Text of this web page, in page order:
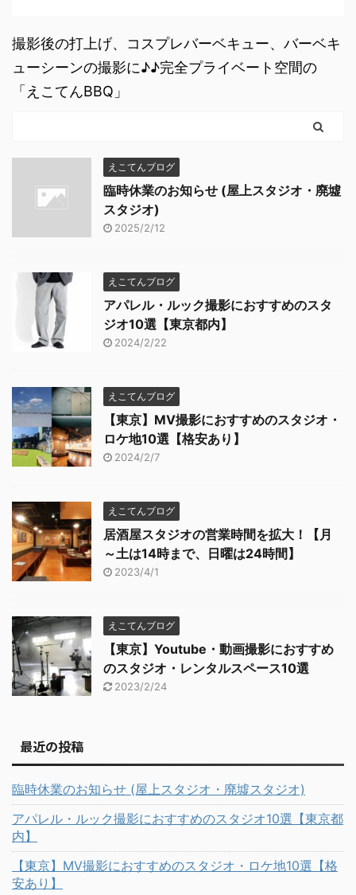
撮影後の打上げ、コスプレバーベキュー、バーベキ
ューシーンの撮影に♪♪完全プライベート空間の
「えこてんBBQ」
えこてんブログ
臨時休業のお知らせ (屋上スタジオ・廃墟
スタジオ)
2025/2/12
えこてんブログ
アパレル・ルック撮影におすすめのスタ
ジオ10選【東京都内】
2024/2/22
えこてんブログ
【東京】MV撮影におすすめのスタジオ・
ロケ地10選【格安あり】
2024/2/7
えこてんブログ
居酒屋スタジオの営業時間を拡大！【月
～土は14時まで、日曜は24時間】
2023/4/1
えこてんブログ
【東京】Youtube・動画撮影におすすめ
のスタジオ・レンタルスペース10選
2023/2/24
最近の投稿
臨時休業のお知らせ (屋上スタジオ・廃墟スタジオ)
アパレル・ルック撮影におすすめのスタジオ10選【東京都
内】
【東京】MV撮影におすすめのスタジオ・ロケ地10選【格
安あり】